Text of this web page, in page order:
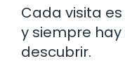
Cada visita
y siempre
descubrir.